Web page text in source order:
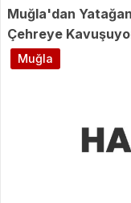
Muğla'dan
Çehreye
Muğla